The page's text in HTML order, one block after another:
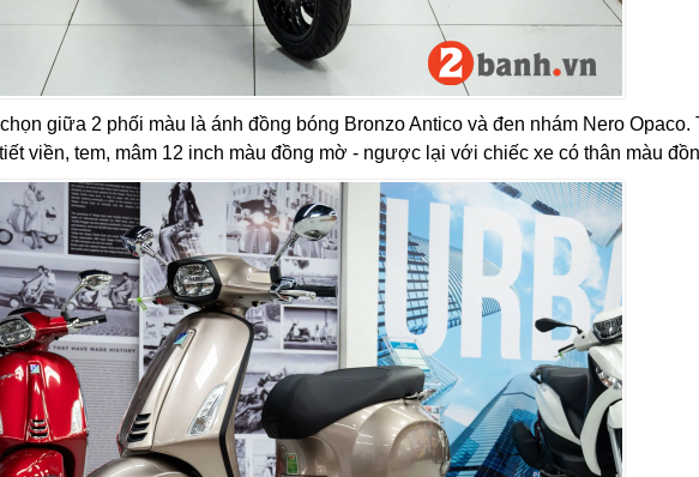
giữa 2 phối màu là ánh đồng bóng Bronzo Antico và đen nhám Nero Opaco.
viền, tem, mâm 12 inch màu đồng mờ - ngược lại với chiếc xe có thân màu